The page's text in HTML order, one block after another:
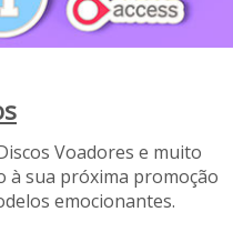
Voadores e muito
à sua próxima promoção
emocionantes.